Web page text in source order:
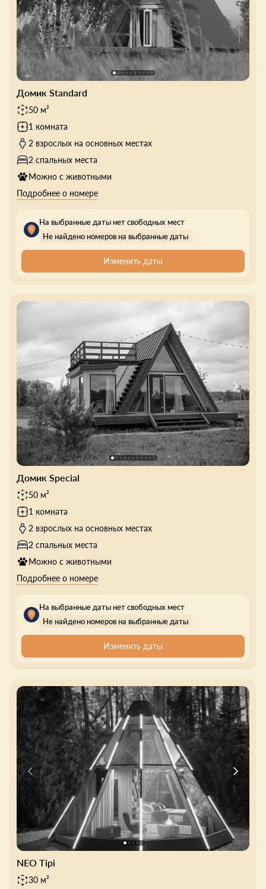
Домик Standard
50 м²
1 комната
2 взрослых на основных местах
2 спальных места
Можно с животными
Подробнее о номере
На выбранные даты нет свободных мест
Не найдено номеров на выбранные даты
Изменить даты
Домик Special
50 м²
1 комната
2 взрослых на основных местах
2 спальных места
Можно с животными
Подробнее о номере
На выбранные даты нет свободных мест
Не найдено номеров на выбранные даты
Изменить даты
NEO Tipi
30 м²